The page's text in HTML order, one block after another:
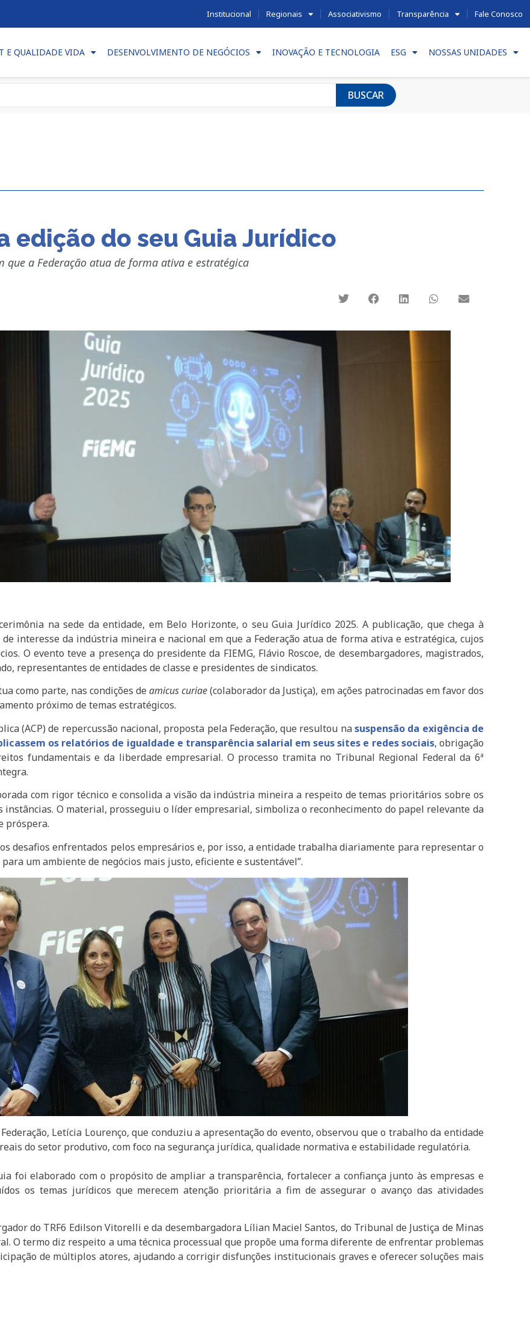
Institucional Regionais Associativismo Transparência Fale Conosco
E QUALIDADE VIDA DESENVOLVIMENTO DE NEGÓCIOS INOVAÇÃO E TECNOLOGIA ESG NOSSAS UNIDADES
BUSCAR
edição do seu Guia Jurídico
que a Federação atua de forma ativa e estratégica
na sede da entidade, em Belo Horizonte, o seu Guia Jurídico 2025. A publicação, que chega à
interesse da indústria mineira e nacional em que a Federação atua de forma ativa e estratégica, cujos
O evento teve a presença do presidente da FIEMG, Flávio Roscoe, de desembargadores, magistrados,
representantes de entidades de classe e presidentes de sindicatos.
como parte, nas condições deamicus curiae(colaborador da Justiça), em ações patrocinadas em favor dos
próximo de temas estratégicos.
(ACP) de repercussão nacional, proposta pela Federação, que resultou nasuspensão da exigência de
os relatórios de igualdade e transparência salarial em seus sites e redes sociais, obrigação
fundamentais e da liberdade empresarial. O processo tramita no Tribunal Regional Federal da 6ª
com rigor técnico e consolida a visão da indústria mineira a respeito de temas prioritários sobre os
O material, prosseguiu o líder empresarial, simboliza o reconhecimento do papel relevante da
próspera.
desafios enfrentados pelos empresários e, por isso, a entidade trabalha diariamente para representar o
um ambiente de negócios mais justo, eficiente e sustentável”.
Letícia Lourenço, que conduziu a apresentação do evento, observou que o trabalho da entidade
do setor produtivo, com foco na segurança jurídica, qualidade normativa e estabilidade regulatória.
foi elaborado com o propósito de ampliar a transparência, fortalecer a confiança junto às empresas e
os temas jurídicos que merecem atenção prioritária a fim de assegurar o avanço das atividades
do TRF6 Edilson Vitorelli e da desembargadora Lílian Maciel Santos, do Tribunal de Justiça de Minas
O termo diz respeito a uma técnica processual que propõe uma forma diferente de enfrentar problemas
de múltiplos atores, ajudando a corrigir disfunções institucionais graves e oferecer soluções mais